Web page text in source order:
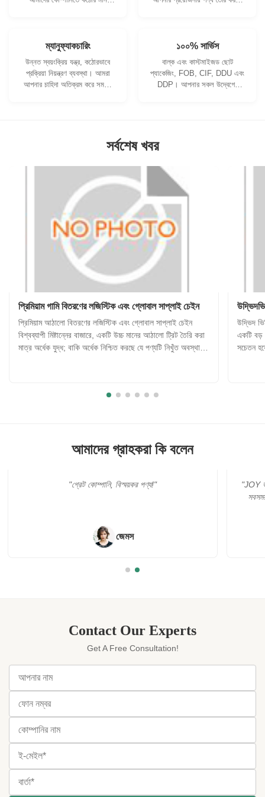
ম্যানুফ্যাকচারিং
উন্নত স্বয়ংক্রিয় যন্ত্র, কঠোরভাবে
প্রক্রিয়া নিয়ন্ত্রণ ব্যবস্থা। আমরা
আপনার চাহিদা অতিক্রম করে সমস্ত
১০০% সার্ভিস
বাল্ক এবং কাস্টমাইজড ছোট
প্যাকেজিং, FOB, CIF, DDU এবং
DDP। আপনার সকল উদ্বেগের
সর্বশেষ খবর
প্রিমিয়াম গামি বিতরণের লজিস্টিক এবং গ্লোবাল সাপ্লাই চেইন
প্রিমিয়াম আঠালো বিতরণের লজিস্টিক এবং গ্লোবাল সাপ্লাই চেইন
বিশ্বব্যাপী মিষ্টান্নের বাজারে, একটি উচ্চ মানের আঠালো ট্রিট তৈরি করা
মাত্র অর্ধেক যুদ্ধ; বাকি অর্ধেক নিশ্চিত করছে যে পণ্যটি নিখুঁত অবস্থায়
উদ্ভিদ
একটি বড়
সচেতন
আমাদের গ্রাহকরা কি বলেন
"JOY ভাল টেষ্ট টিম ধন্যবাদ। আমার আদেশ খুব জরুরী। এবং আমি
Contact Our Experts
Get A Free Consultation!